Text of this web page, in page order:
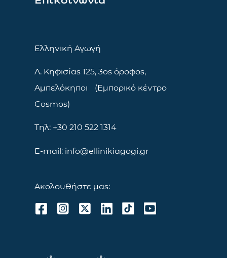
Ελληνική Αγωγή
Λ. Κηφισίας 125, 3ος όροφος,
Αμπελόκηποι (Εμπορικό κέντρο
Cosmos)
Τηλ: +30 210 522 1314
E-mail: info@ellinikiagogi.gr
Ακολουθήστε μας: